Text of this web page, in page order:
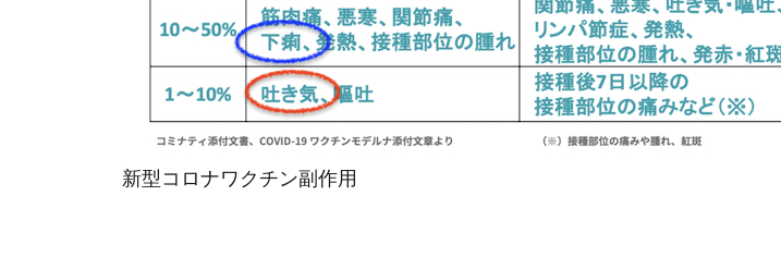
新型コロナワクチン副作用